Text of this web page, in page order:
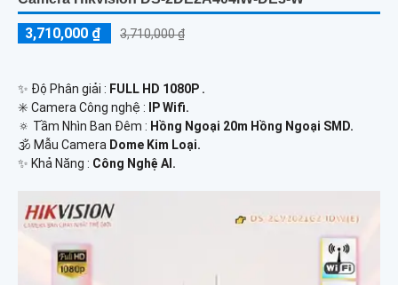
3,710,000 ₫ 3,710,000 ₫
✨ Độ Phân giải : FULL HD 1080P .
✳️ Camera Công nghệ :
IP Wifi.
🔅 Tầm Nhìn Ban Đêm : Hồng Ngoại 20m Hồng Ngoại SMD.
🕉️ Mẫu Camera Dome Kim Loại.
️✨ Khả Năng : Công Nghệ AI.